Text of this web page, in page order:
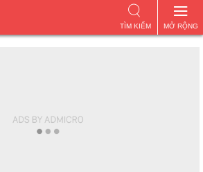
MỞ RỘNG
TÌM KIẾM